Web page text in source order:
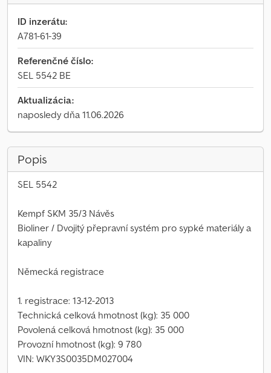
ID inzerátu:
A781-61-39
Referenčné číslo:
SEL 5542 BE
Aktualizácia:
naposledy dňa 11.06.2026
Popis
SEL 5542
Kempf SKM 35/3 Návěs
Bioliner / Dvojitý přepravní systém pro sypké materiály a
kapaliny
Německá registrace
1. registrace: 13-12-2013
Technická celková hmotnost (kg): 35 000
Povolená celková hmotnost (kg): 35 000
Provozní hmotnost (kg): 9 780
VIN: WKY3S0035DM027004